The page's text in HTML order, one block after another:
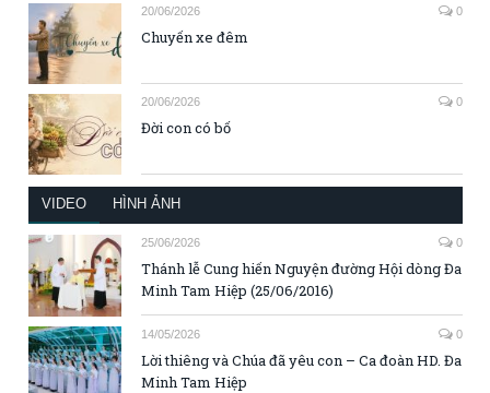
20/06/2026 0
Chuyến xe đêm
20/06/2026 0
Đời con có bố
VIDEO HÌNH ẢNH
25/06/2026 0
Thánh lễ Cung hiến Nguyện đường Hội dòng Đa
Minh Tam Hiệp (25/06/2016)
14/05/2026 0
Lời thiêng và Chúa đã yêu con – Ca đoàn HD. Đa
Minh Tam Hiệp